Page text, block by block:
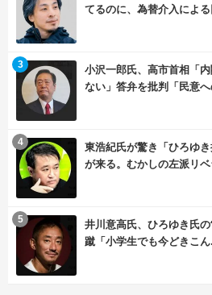
てるのに、為替介入によ
小沢一郎氏、高市首相「
ない」答弁を批判「民意
3
東浩紀氏が驚き「ひろゆ
が来る。むかしの左派リ
4
井川意高氏、ひろゆき氏
蹴「小学生でも今どきこ
5